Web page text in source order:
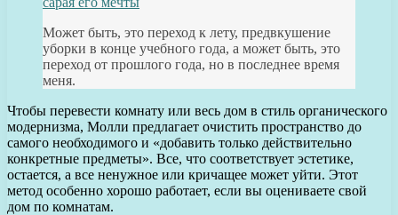
Может быть, это переход к лету, предвкушение
уборки в конце учебного года, а может быть, это
переход от прошлого года, но в последнее время
меня.
Чтобы перевести комнату или весь дом в стиль органического
модернизма, Молли предлагает очистить пространство до
самого необходимого и «добавить только действительно
конкретные предметы». Все, что соответствует эстетике,
остается, а все ненужное или кричащее может уйти. Этот
метод особенно хорошо работает, если вы оцениваете свой
дом по комнатам.